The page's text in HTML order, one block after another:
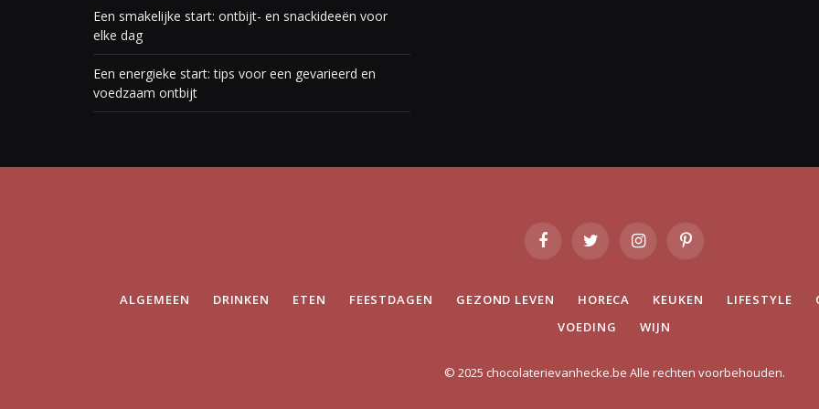
Een smakelijke start: ontbijt- en snackideeën voor
elke dag
Een energieke start: tips voor een gevarieerd en
voedzaam ontbijt
FacebookTwitter InstagramPinterest
ALGEMEEN DRINKEN ETEN FEESTDAGEN GEZOND LEVEN HORECA KEUKEN LIFESTYLE
VOEDING
WIJN
© 2025 chocolaterievanhecke.be Alle rechten voorbehouden.